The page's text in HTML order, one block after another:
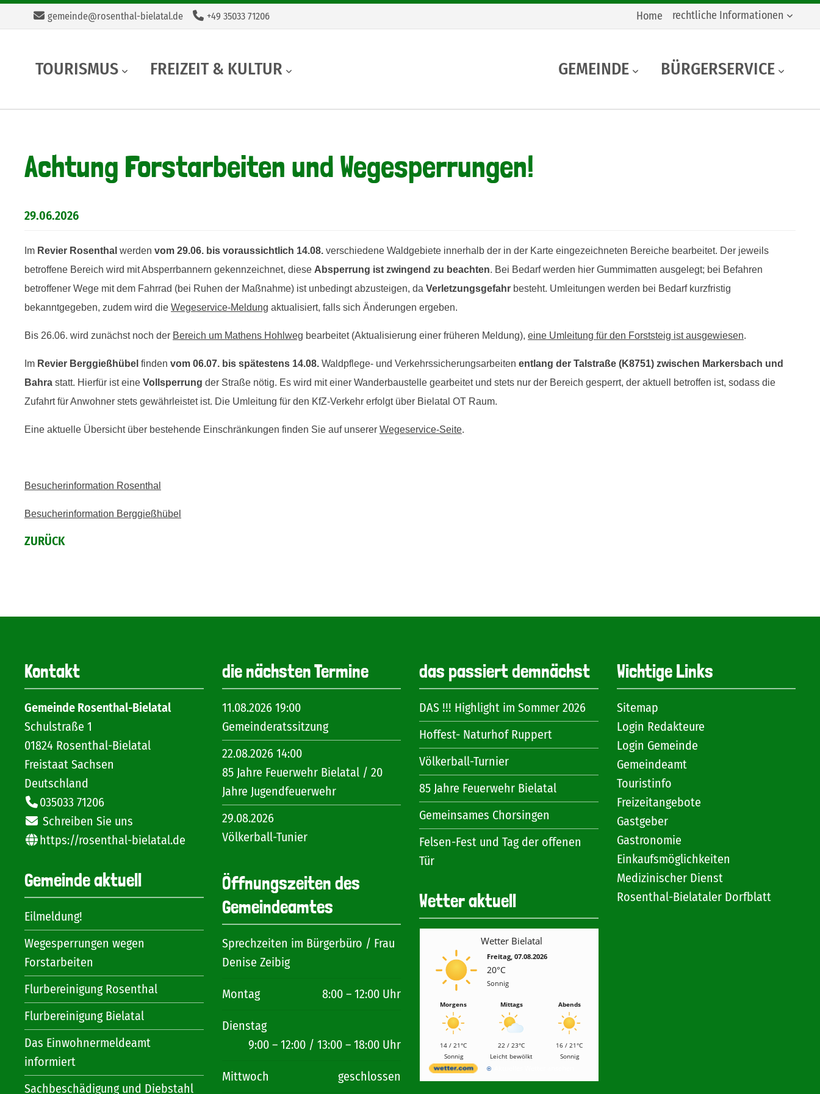
gemeinde@rosenthal-bielatal.de +49 35033 71206 Home rechtliche Informationen
TOURISMUS FREIZEIT & KULTUR GEMEINDE BÜRGERSERVICE
Achtung Forstarbeiten und Wegesperrungen!
29.06.2026
Im Revier Rosenthal werden vom 29.06. bis voraussichtlich 14.08. verschiedene Waldgebiete innerhalb der in der Karte eingezeichneten Bereiche bearbeitet. Der jeweils
betroffene Bereich wird mit Absperrbannern gekennzeichnet, diese Absperrung ist zwingend zu beachten. Bei Bedarf werden hier Gummimatten ausgelegt; bei Befahren
betroffener Wege mit dem Fahrrad (bei Ruhen der Maßnahme) ist unbedingt abzusteigen, da Verletzungsgefahr besteht. Umleitungen werden bei Bedarf kurzfristig
bekanntgegeben, zudem wird die Wegeservice-Meldung aktualisiert, falls sich Änderungen ergeben.
Bis 26.06. wird zunächst noch der Bereich um Mathens Hohlweg bearbeitet (Aktualisierung einer früheren Meldung), eine Umleitung für den Forststeig ist ausgewiesen.
Im Revier Berggießhübel finden vom 06.07. bis spätestens 14.08. Waldpflege- und Verkehrssicherungsarbeiten entlang der Talstraße (K8751) zwischen Markersbach und
Bahra statt. Hierfür ist eine Vollsperrung der Straße nötig. Es wird mit einer Wanderbaustelle gearbeitet und stets nur der Bereich gesperrt, der aktuell betroffen ist, sodass die
Zufahrt für Anwohner stets gewährleistet ist. Die Umleitung für den KfZ-Verkehr erfolgt über Bielatal OT Raum.
Eine aktuelle Übersicht über bestehende Einschränkungen finden Sie auf unserer Wegeservice-Seite.
Besucherinformation Rosenthal
Besucherinformation Berggießhübel
ZURÜCK
Kontakt
Gemeinde Rosenthal-Bielatal
Schulstraße 1
01824 Rosenthal-Bielatal
Freistaat Sachsen
Deutschland
035033 71206
Schreiben Sie uns
https://rosenthal-bielatal.de
Gemeinde aktuell
Eilmeldung!
Wegesperrungen wegen
Forstarbeiten
Flurbereinigung Rosenthal
Flurbereinigung Bielatal
Das Einwohnermeldeamt
informiert
Sachbeschädigung und Diebstahl
die nächsten Termine
11.08.2026 19:00
Gemeinderatssitzung
22.08.2026 14:00
85 Jahre Feuerwehr Bielatal / 20
Jahre Jugendfeuerwehr
29.08.2026
Völkerball-Tunier
Öffnungszeiten des
Gemeindeamtes
Sprechzeiten im Bürgerbüro / Frau
Denise Zeibig
Montag 8:00 – 12:00 Uhr
Dienstag
9:00 – 12:00 / 13:00 – 18:00 Uhr
Mittwoch geschlossen
das passiert demnächst
DAS !!! Highlight im Sommer 2026
Hoffest- Naturhof Ruppert
Völkerball-Turnier
85 Jahre Feuerwehr Bielatal
Gemeinsames Chorsingen
Felsen-Fest und Tag der offenen
Tür
Wetter aktuell
Wetter Bielatal
Freitag, 07.08.2026
20°C
Sonnig
Morgens
14 / 21°C
Sonnig
Mittags
22 / 23°C
Leicht bewölkt
Abends
16 / 21°C
Sonnig
Wichtige Links
überspringen
Sitemap
Login Redakteure
Login Gemeinde
Gemeindeamt
Touristinfo
Freizeitangebote
Gastgeber
Gastronomie
Einkaufsmöglichkeiten
Medizinischer Dienst
Rosenthal-Bielataler Dorfblatt